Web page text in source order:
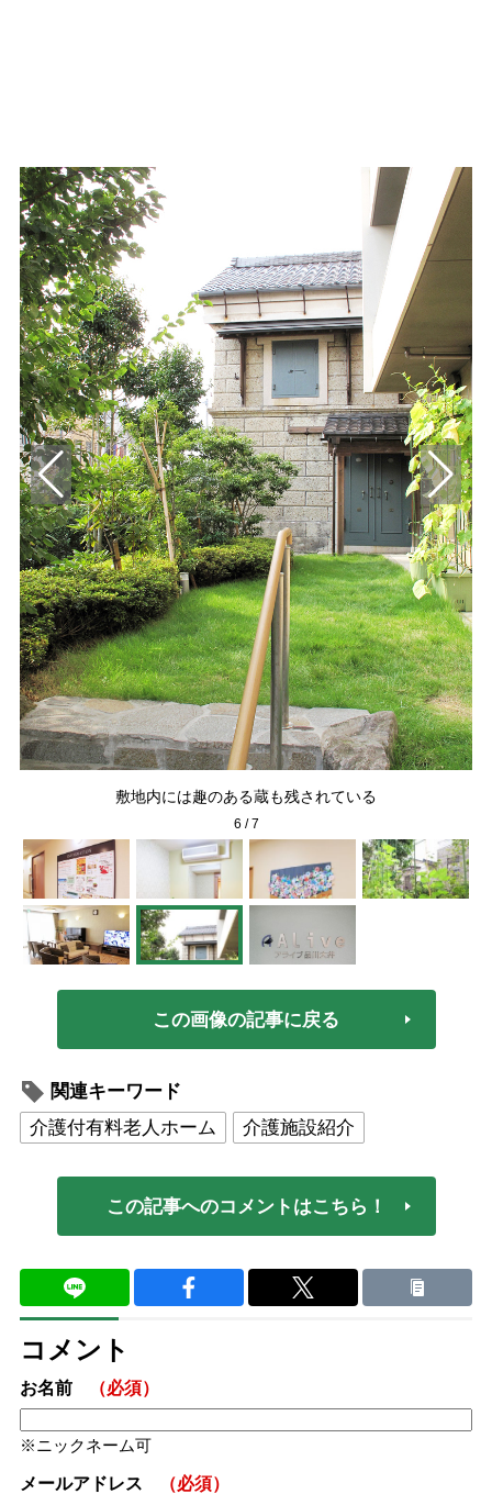
敷地内には趣のある蔵も残されている
6 /7
この画像の記事に戻る
関連キーワード
介護付有料老人ホーム
介護施設紹介
この記事へのコメントはこちら！
コメント
お名前 （必須）
ニックネーム可
メールアドレス （必須）